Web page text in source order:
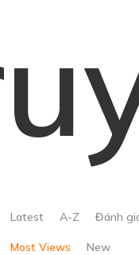
Latest A-Z Đánh
Most Views New